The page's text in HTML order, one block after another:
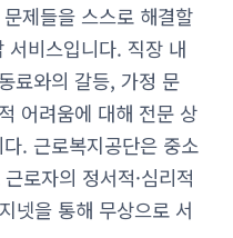
제들을 스스로 해결할
서비스입니다. 직장 내
료와의 갈등, 가정 문
어려움에 대해 전문 상
. 근로복지공단은 중소
로자의 정서적·심리적
넷을 통해 무상으로 서